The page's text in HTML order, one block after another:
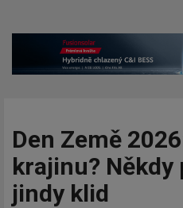
Den Země
krajinu? Někdy
jindy klid